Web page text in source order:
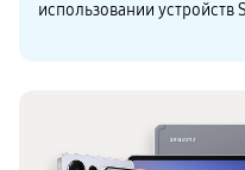
использовании устройств